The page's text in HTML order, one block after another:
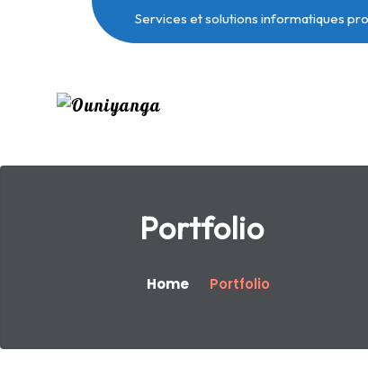
Services et solutions informatiques
Portfolio
Home Portfolio